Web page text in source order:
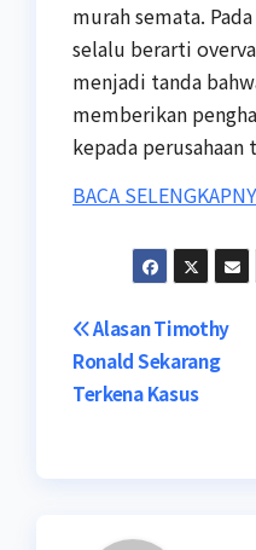
murah semata.
selalu berarti
menjadi tanda
memberikan
kepada
BACA
Post
navigation
Alasan Timothy
Ronald Sekarang
Terkena Kasus